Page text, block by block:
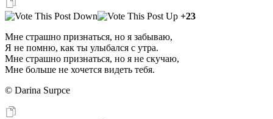
+23
Мне страшно признаться, но я забываю,
Я не помню, как ты улыбался с утра.
Мне страшно признаться, но я не скучаю,
Мне больше не хочется видеть тебя.
© Darina Surpce